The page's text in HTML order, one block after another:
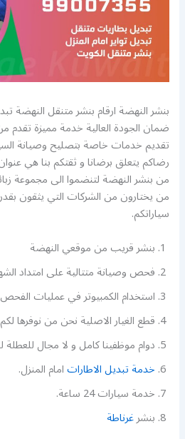
بنشر النهضة ارقام بنشر متنقل النهضة
ضمان الجودة العالية خدمة مميزة تقدم
تقديم خدمات خاصة بتصليح وصيانة
رضاكم يتعلق برضانا و ثقتكم بنا هي
من بنشر النهضة لتنضموا الى مجموعة
من يختارون من الشركات التي يثقون
سياراتكم.
بنشر قريب من موقعي النهضة
فحص وصيانة متتالية على امتداد
استخدام الكمبيوتر في عمليات
قطع الغيار الاصلية نحن من نوفرها
دوام موظفينا كامل و لا مجال للعطلة
خدمة تبديل الاطاراتامام المنزل.
خدمة سيارات 24 ساعة.
بنشرغرناطة